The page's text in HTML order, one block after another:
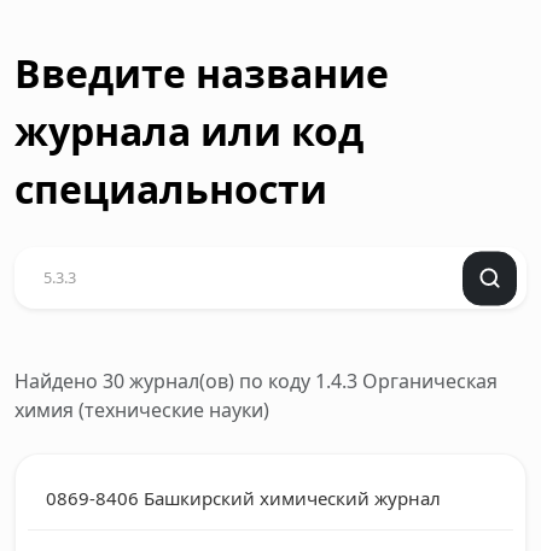
Введите название
журнала или код
специальности
Найдено 30 журнал(ов) по коду 1.4.3 Органическая
химия (технические науки)
0869-8406 Башкирский химический журнал